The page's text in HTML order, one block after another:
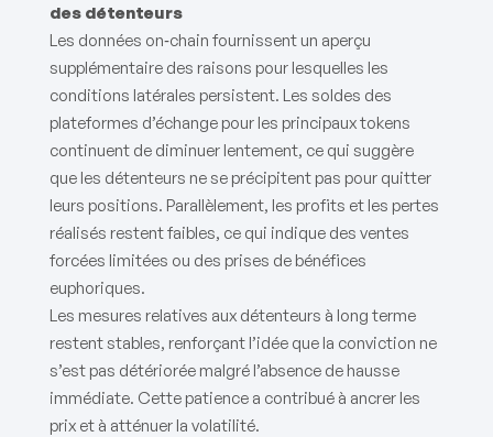
des détenteurs
Les données on‑chain fournissent un aperçu
supplémentaire des raisons pour lesquelles les
conditions latérales persistent. Les soldes des
plateformes d’échange pour les principaux tokens
continuent de diminuer lentement, ce qui suggère
que les détenteurs ne se précipitent pas pour quitter
leurs positions. Parallèlement, les profits et les pertes
réalisés restent faibles, ce qui indique des ventes
forcées limitées ou des prises de bénéfices
euphoriques.
Les mesures relatives aux détenteurs à long terme
restent stables, renforçant l’idée que la conviction ne
s’est pas détériorée malgré l’absence de hausse
immédiate. Cette patience a contribué à ancrer les
prix et à atténuer la volatilité.